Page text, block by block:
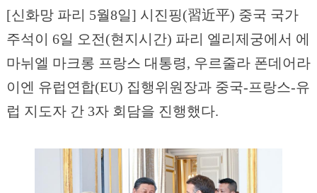
[신화망 파리 5월8일] 시진핑(習近平) 중국 국가
주석이 6일 오전(현지시간) 파리 엘리제궁에서 에
마뉘엘 마크롱 프랑스 대통령, 우르줄라 폰데어라
이엔 유럽연합(EU) 집행위원장과 중국-프랑스-유
럽 지도자 간 3자 회담을 진행했다.